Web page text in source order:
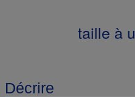
taille à
Décrire